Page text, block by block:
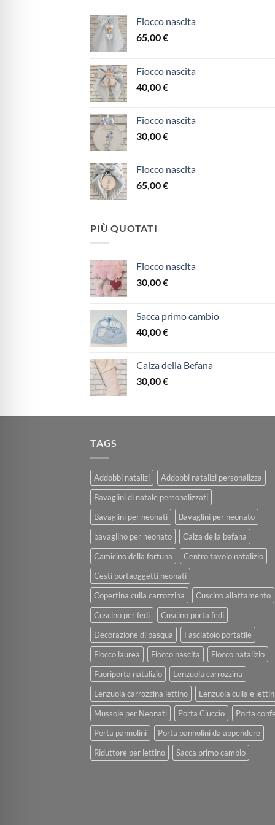
Fiocco nascita
65,00€
Fiocco nascita
40,00€
Fiocco nascita
30,00€
Fiocco nascita
65,00€
PIÙ QUOTATI
Fiocco nascita
30,00€
Sacca primo cambio
40,00€
Calza della Befana
30,00€
TAGS
Addobbi natalizi
Addobbi natalizi personalizza
Bavaglini di natale personalizzati
Bavaglini per neonati
Bavaglini per neonato
bavaglino per neonato
Calza della befana
Camicino della fortuna
Centro tavolo natalizio
Cesti portaoggetti neonati
Copertina culla carrozzina
Cuscino allattamento
Cuscino per fedi
Cuscino porta fedi
Decorazione di pasqua
Fasciatoio portatile
Fiocco laurea
Fiocco nascita
Fiocco natalizio
Fuoriporta natalizio
Lenzuola carrozzina
Lenzuola carrozzina lettino
Lenzuola culla e
Mussole per Neonati
Porta Ciuccio
Porta
Porta pannolini
Porta pannolini da appendere
Riduttore per lettino
Sacca primo cambio